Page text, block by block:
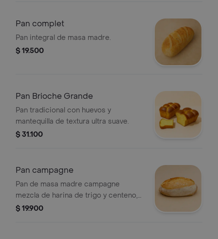
Pan complet
Pan integral de masa madre.
$ 19.500
Pan Brioche Grande
Pan tradicional con huevos y
mantequilla de textura ultra suave.
$ 31.100
Pan campagne
Pan de masa madre campagne
mezcla de harina de trigo y centeno,
al estilo campesino.
$ 19.900